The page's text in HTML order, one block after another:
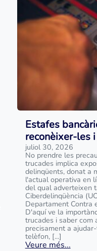
Estafes
reconèixer-les
juliol 30, 2026
No prendre les
trucades implica
delinqüents, donat a
l'actual operativa en
del qual adverteixen
Ciberdelinqüència
Departament Contra
D'aquí ve la
trucades i saber com
precisament a
telèfon, [...]
Veure més...